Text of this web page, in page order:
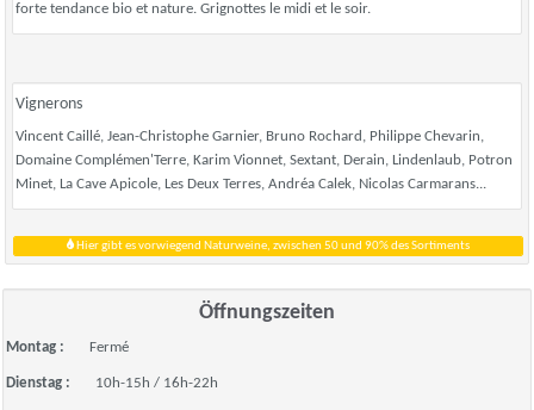
forte tendance bio et nature. Grignottes le midi et le soir.
Vignerons
Vincent Caillé, Jean-Christophe Garnier, Bruno Rochard, Philippe Chevarin,
Domaine Complémen'Terre, Karim Vionnet, Sextant, Derain, Lindenlaub, Potron
Minet, La Cave Apicole, Les Deux Terres, Andréa Calek, Nicolas Carmarans...
Hier gibt es vorwiegend Naturweine, zwischen 50 und 90% des Sortiments
Öffnungszeiten
Montag : Fermé
Dienstag : 10h-15h / 16h-22h